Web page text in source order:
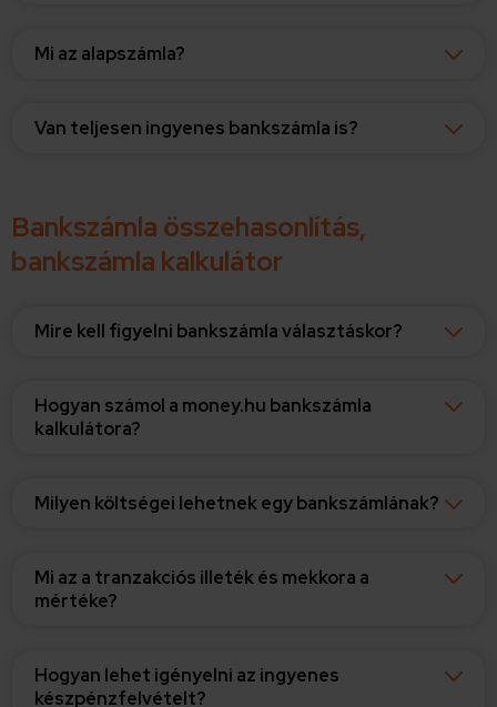
Mi az alapszámla?
Van teljesen ingyenes bankszámla is?
Bankszámla összehasonlítás,
bankszámla kalkulátor
Mire kell figyelni bankszámla választáskor?
Hogyan számol a money.hu bankszámla
kalkulátora?
Milyen költségei lehetnek egy bankszámlának?
Mi az a tranzakciós illeték és mekkora a
mértéke?
Hogyan lehet igényelni az ingyenes
készpénzfelvételt?